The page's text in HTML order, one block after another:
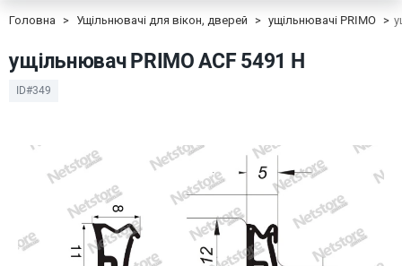
Головна Ущільнювачі для вікон, дверей ущільнювачі PRIMO
ущільнювач PRIMO ACF 5491 H
ID#349